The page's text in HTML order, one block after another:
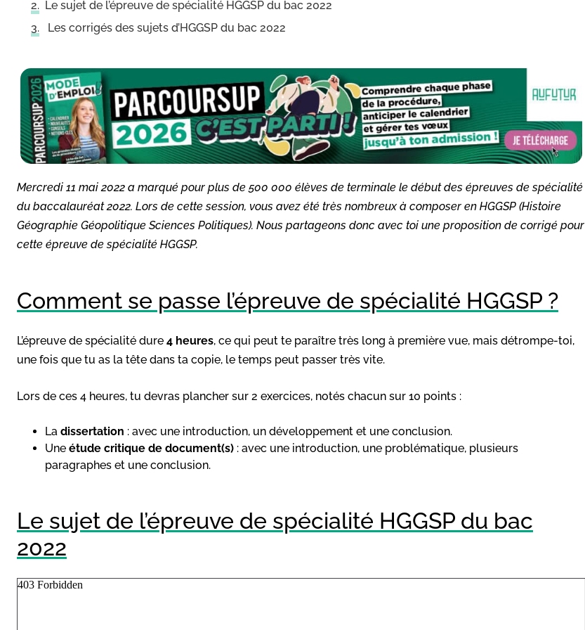
Le sujet de l’épreuve de spécialité HGGSP du bac 2022
Les corrigés des sujets d’HGGSP du bac 2022
Mercredi 11 mai 2022 a marqué pour plus de 500 000 élèves de terminale le début des épreuves de spécialité
du baccalauréat 2022. Lors de cette session, vous avez été très nombreux à composer en HGGSP (Histoire
Géographie Géopolitique Sciences Politiques). Nous partageons donc avec toi une proposition de corrigé pour
cette épreuve de spécialité HGGSP.
Comment se passe l’épreuve de spécialité HGGSP ?
L’épreuve de spécialité dure 4 heures, ce qui peut te paraître très long à première vue, mais détrompe-toi,
une fois que tu as la tête dans ta copie, le temps peut passer très vite.
Lors de ces 4 heures, tu devras plancher sur 2 exercices, notés chacun sur 10 points :
La dissertation : avec une introduction, un développement et une conclusion.
Une étude critique de document(s) : avec une introduction, une problématique, plusieurs
paragraphes et une conclusion.
Le sujet de l’épreuve de spécialité HGGSP du bac
2022